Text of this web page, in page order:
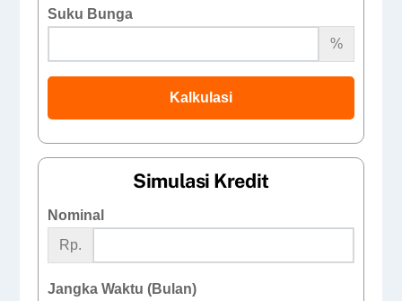
Suku Bunga
%
Kalkulasi
Simulasi Kredit
Nominal
Rp.
Jangka Waktu (Bulan)